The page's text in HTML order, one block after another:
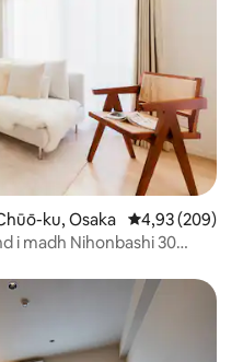
ku, Osaka Vlerësimi
4,93 (209)
i madh Nihonbashi 30